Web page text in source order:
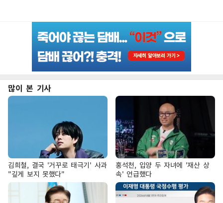
많이 본 기사
김희철, 결국 '거꾸로 태극기' 사과
"깊게 보지 못했다"
홍석천, 입양 두 자녀에 '재산 상
속' 언급했다